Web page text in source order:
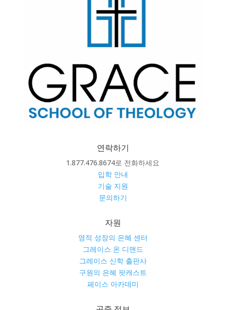
연락하기
1.877.476.8674로 전화하세요
입학 안내
기술 지원
문의하기
자원
영적 성장의 은혜 센터
그레이스 온 디맨드
그레이스 신학 출판사
구원의 은혜 팟캐스트
페이스 아카데미